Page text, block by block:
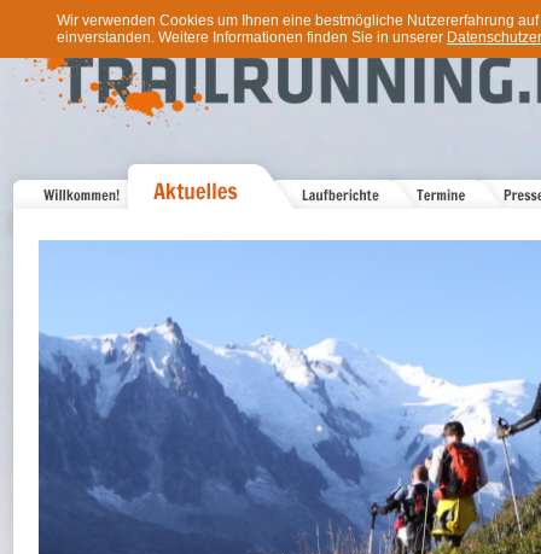
Wir verwenden Cookies um Ihnen eine bestmögliche Nutzererfahrung
einverstanden. Weitere Informationen finden Sie in unserer